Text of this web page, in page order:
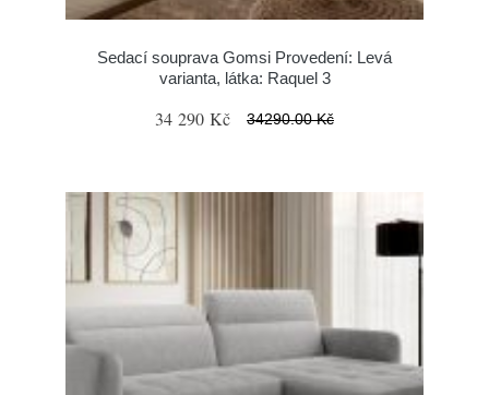
Sedací souprava Gomsi Provedení: Levá
varianta, látka: Raquel 3
34 290 Kč 34290.00 Kč